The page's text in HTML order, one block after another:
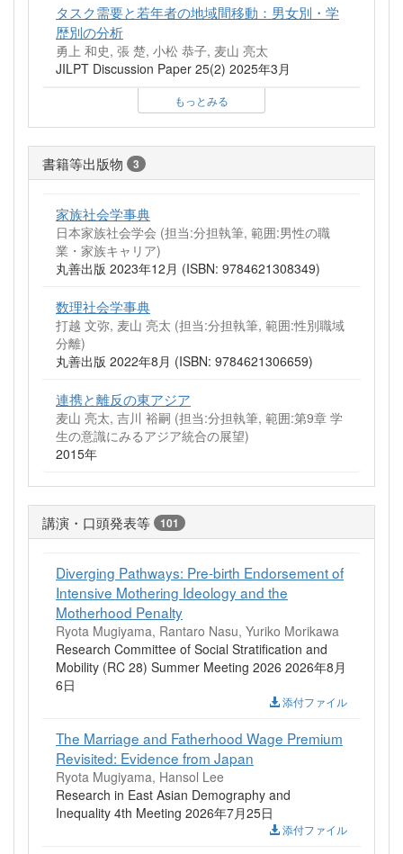
タスク需要と若年者の地域間移動：男女別・学
歴別の分析
勇上 和史, 張 楚, 小松 恭子, 麦山 亮太
JILPT Discussion Paper 25(2) 2025年3月
もっとみる
書籍等出版物 3
家族社会学事典
日本家族社会学会 (担当:分担執筆, 範囲:男性の職
業・家族キャリア)
丸善出版 2023年12月 (ISBN: 9784621308349)
数理社会学事典
打越 文弥, 麦山 亮太 (担当:分担執筆, 範囲:性別職域
分離)
丸善出版 2022年8月 (ISBN: 9784621306659)
連携と離反の東アジア
麦山 亮太, 吉川 裕嗣 (担当:分担執筆, 範囲:第9章 学
生の意識にみるアジア統合の展望)
2015年
講演・口頭発表等 101
Diverging Pathways: Pre-birth Endorsement of
Intensive Mothering Ideology and the
Motherhood Penalty
Ryota Mugiyama, Rantaro Nasu, Yuriko Morikawa
Research Committee of Social Stratification and
Mobility (RC 28) Summer Meeting 2026 2026年8月
6日
添付ファイル
The Marriage and Fatherhood Wage Premium
Revisited: Evidence from Japan
Ryota Mugiyama, Hansol Lee
Research in East Asian Demography and
Inequality 4th Meeting 2026年7月25日
添付ファイル